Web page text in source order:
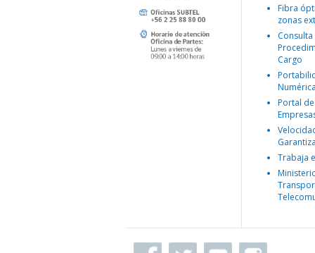
Fibra
zonas
Consulta
Cargo
Portal
Trabaja